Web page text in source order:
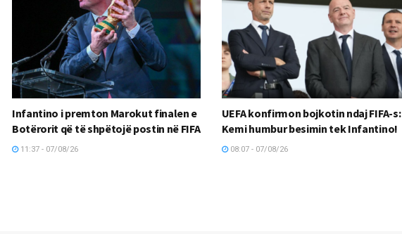
Infantino i premton Marokut finalen e
Botërorit që të shpëtojë postin në FIFA
11:37 - 07/08/26
UEFA konfirmon bojkotin ndaj FIFA-s:
Kemi humbur besimin tek Infantino!
08:07 - 07/08/26